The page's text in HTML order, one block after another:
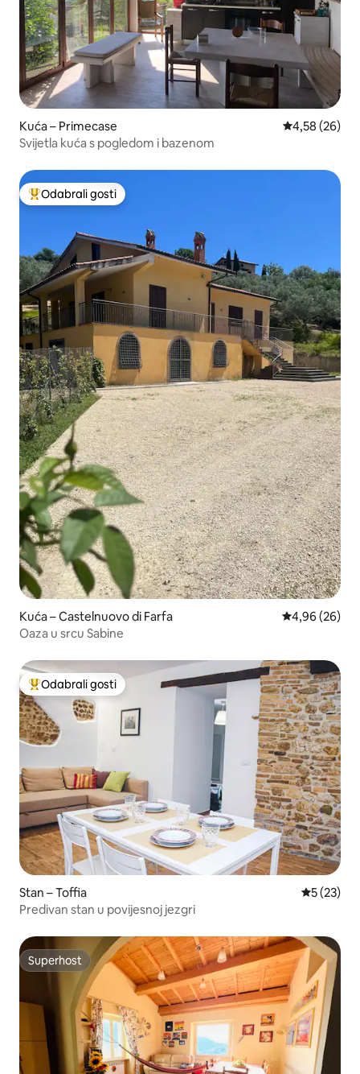
Kuća – Primecase Prosječna
4,58 (26)
Svijetla kuća s pogledom i bazenom
Među najviše rangiranima s oznakom „Odabrali gosti”
Odabrali gosti
Kuća – Castelnuovo di Farfa Prosječna
4,96 (26)
Oaza u srcu Sabine
Među najviše rangiranima s oznakom „Odabrali gosti”
Odabrali gosti
Stan – Toffia Prosječna
5 (23)
Predivan stan u povijesnoj jezgri
Superhost
Superhost